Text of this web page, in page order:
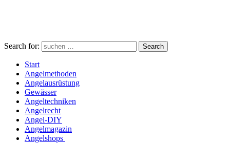
Search for: Search
Start
Angelmethoden
Angelausrüstung
Gewässer
Angeltechniken
Angelrecht
Angel-DIY
Angelmagazin
Angelshops